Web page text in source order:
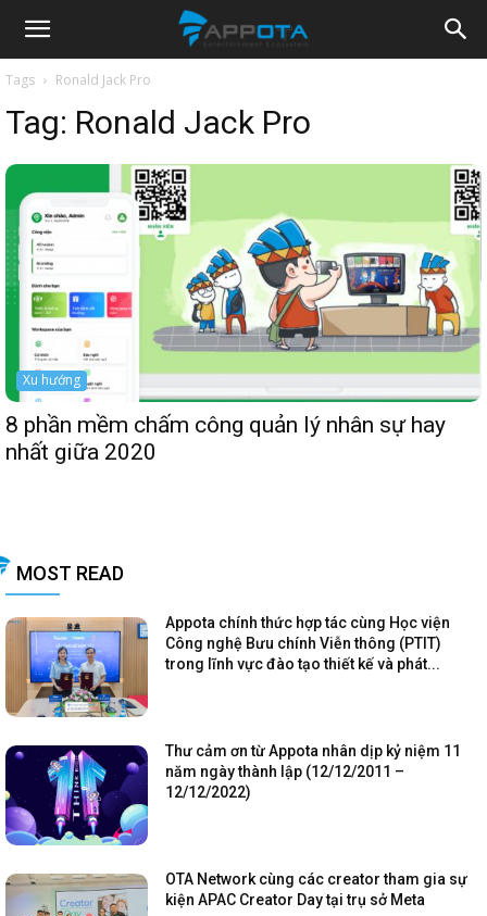
Appota
News
Tags Ronald Jack Pro
Tag: Ronald Jack Pro
Xu hướng
8 phần mềm chấm công quản lý nhân sự hay
nhất giữa 2020
MOST READ
Appota chính thức hợp tác cùng Học viện
Công nghệ Bưu chính Viễn thông (PTIT)
trong lĩnh vực đào tạo thiết kế và phát...
Thư cảm ơn từ Appota nhân dịp kỷ niệm 11
năm ngày thành lập (12/12/2011 –
12/12/2022)
OTA Network cùng các creator tham gia sự
kiện APAC Creator Day tại trụ sở Meta